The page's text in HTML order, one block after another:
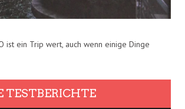
ist ein Trip wert, auch wenn einige Dinge
TESTBERICHTE